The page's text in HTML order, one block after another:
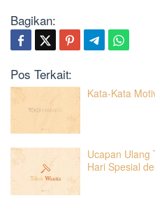
Bagikan:
Pos Terkait:
Kata-Kata
Ucapan Ulang
Hari Spesial